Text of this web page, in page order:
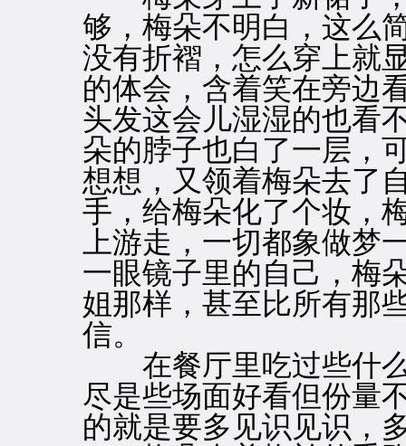
够，梅朵不明白，这么
没有折褶，怎么穿上就
的体会，含着笑在旁边
头发这会儿湿湿的也看
朵的脖子也白了一层，
想想，又领着梅朵去了
手，给梅朵化了个妆，
上游走，一切都象做梦
一眼镜子里的自己，梅
姐那样，甚至比所有那
信。
在餐厅里吃过些什么
尽是些场面好看但份量
的就是要多见识见识，